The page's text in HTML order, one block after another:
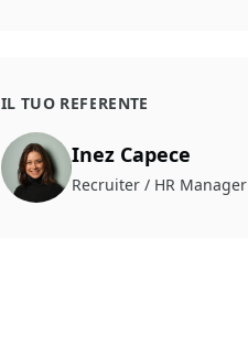
IL TUO REFERENTE
Inez Capece
Recruiter / HR Manager